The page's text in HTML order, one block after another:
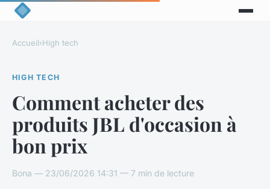
Accueil›High tech
HIGH TECH
Comment acheter des
produits JBL d'occasion à
bon prix
Bona — 23/06/2026 14:31 — 7 min de lecture